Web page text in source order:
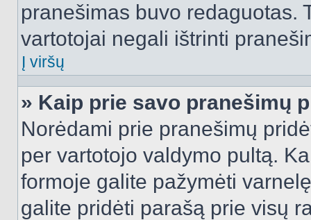
pranešimas buvo redaguotas.
vartotojai negali ištrinti
Į viršų
» Kaip prie savo pranešimų
Norėdami prie pranešimų
per vartotojo valdymo pultą.
formoje galite pažymėti
galite pridėti parašą prie visų